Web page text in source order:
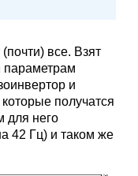
все. Взят
и
получатся
для него
42 Гц) и таком же